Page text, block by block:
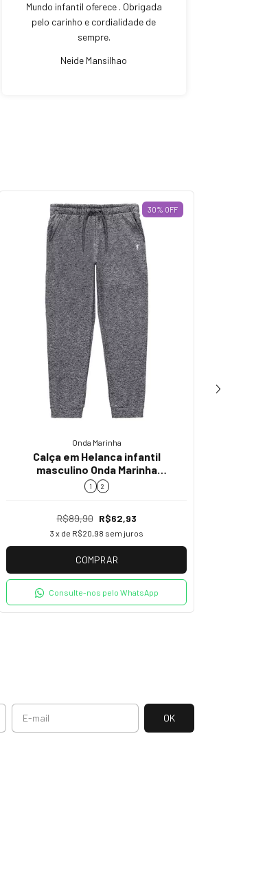
Mundo infantil oferece . Obrigada
pelo carinho e cordialidade de
sempre.
Neide Mansilhao
30% OFF
Onda Marinha
Calça em Helanca infantil
masculino Onda Marinha
5.241.046 Cinza inverno menino
1 2
R$89,90 R$62,93
3 x de R$20,98 sem juros
COMPRAR
Consulte-nos pelo WhatsApp